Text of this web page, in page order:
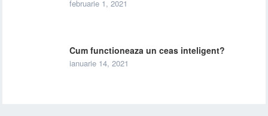
februarie 1, 2021
Cum functioneaza un ceas inteligent?
ianuarie 14, 2021